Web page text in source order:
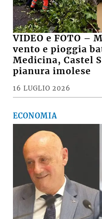
VIDEO e FOTO –
vento e pioggia
Medicina, Castel
pianura imolese
16 LUGLIO 2026
ECONOMIA